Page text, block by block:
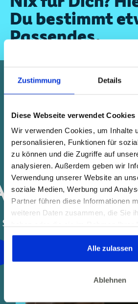
Zustimmung Details
Diese Webseite verwendet Cookies
Wir verwenden Cookies, um Inhalte
personalisieren, Funktionen für
zu können und die Zugriffe auf
analysieren. Außerdem geben wir
Verwendung unserer Website an
soziale Medien, Werbung und
Partner führen diese Informationen
weiteren Daten zusammen, die Sie
gesammelt haben. Dies gilt auch für
die gegebenenfalls für die
werden.
Alle zulassen
Ablehnen
Du bestimmt
Passendes.